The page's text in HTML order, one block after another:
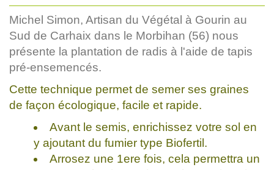
Michel Simon, Artisan du Végétal à Gourin au
Sud de Carhaix dans le Morbihan (56) nous
présente la plantation de radis à l'aide de tapis
pré-ensemencés.
Cette technique permet de semer ses graines
de façon écologique, facile et rapide.
Avant le semis, enrichissez votre sol en
y ajoutant du fumier type Biofertil.
Arrosez une 1ere fois, cela permettra un